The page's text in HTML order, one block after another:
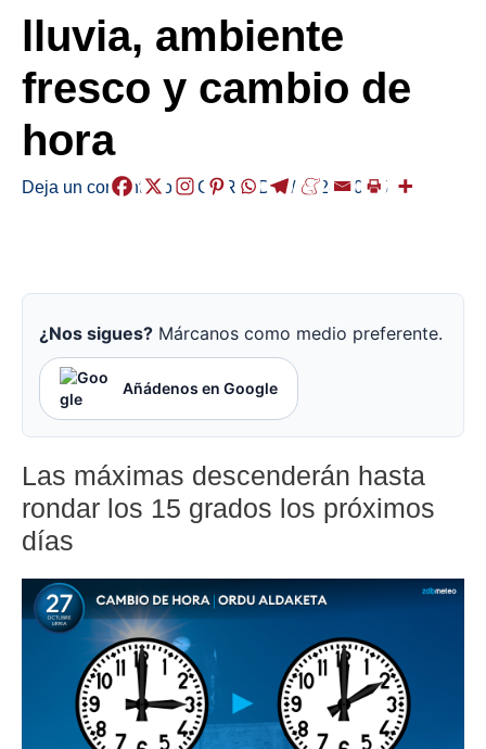
lluvia, ambiente
fresco y cambio de
hora
Deja un comentario /EGURALDIA/ 2024-10-25
¿Nos sigues? Márcanos como medio preferente.
Añádenos en Google
Las máximas descenderán hasta
rondar los 15 grados los próximos
días